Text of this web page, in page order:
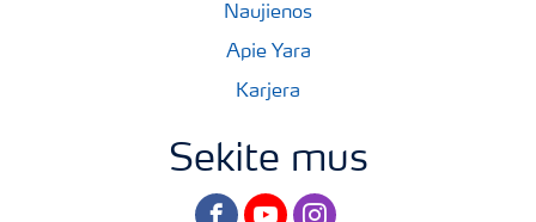
Naujienos
Apie Yara
Karjera
Sekite mus
facebookyoutubeinstagram